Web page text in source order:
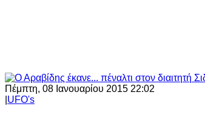
Πέμπτη, 08 Ιανουαρίου 2015 22:02
UFO's